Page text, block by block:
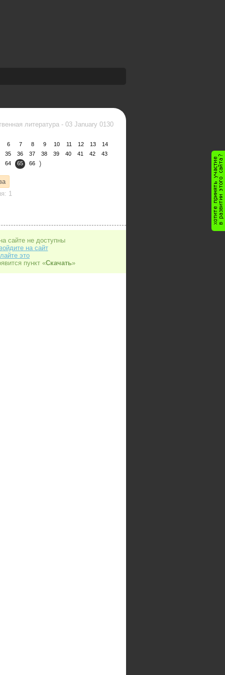
литература - 03 January 0130
6 7 8 9 10 11 12 13
14
35
36 37 38 39 40 41 42
43
64
65 66 )
1
сайте не доступны
на сайт
это
пункт «Скачать»